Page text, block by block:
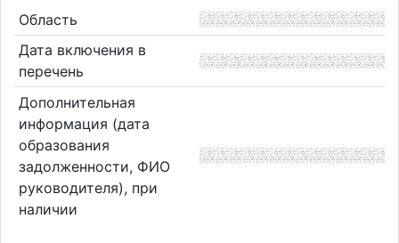
Область
Дата включения в
перечень
Дополнительная
информация (дата
образования
задолженности, ФИО
руководителя), при
наличии